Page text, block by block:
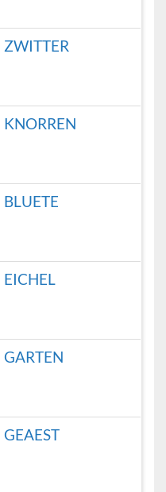
ZWITTER
KNORREN
BLUETE
EICHEL
GARTEN
GEAEST